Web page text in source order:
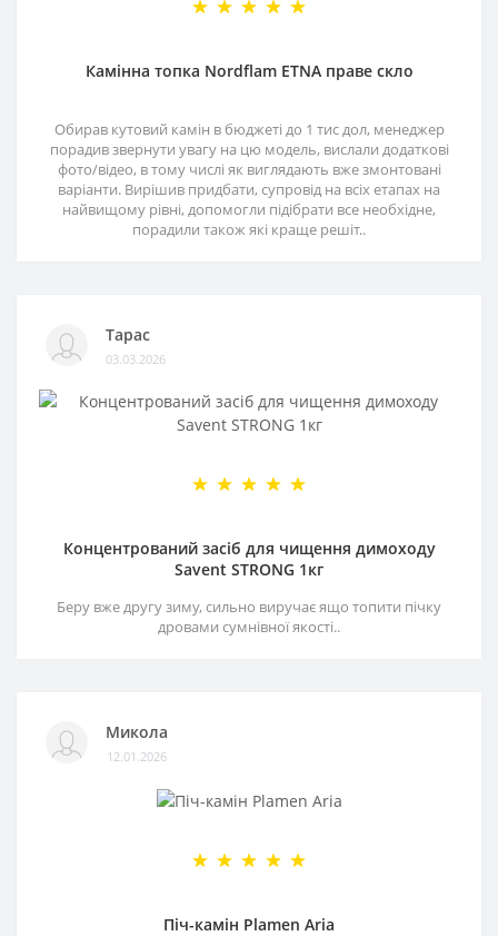
Камінна топка Nordflam ETNA праве скло
Обирав кутовий камін в бюджеті до 1 тис дол, менеджер
порадив звернути увагу на цю модель, вислали додаткові
фото/відео, в тому числі як виглядають вже змонтовані
варіанти. Вирішив придбати, супровід на всіх етапах на
найвищому рівні, допомогли підібрати все необхідне,
порадили також які краще решіт..
Тарас
03.03.2026
Концентрований засіб для чищення димоходу
Savent STRONG 1кг
Беру вже другу зиму, сильно виручає ящо топити пічку
дровами сумнівної якості..
Микола
12.01.2026
Піч-камін Plamen Aria